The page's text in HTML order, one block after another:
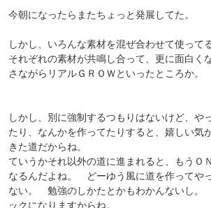
今朝になったらまたちょっと発展してた。
しかし、いろんな素材を混ぜ合わせて使って
それぞれの素材が共鳴し合って、更に面白く
さながらリアルＧＲＯＷといったところか。
しかし、別に強制するつもりはないけど、や
たり、なんかを作ってたりすると、嬉しい
きた道だからね。
ていうかそれ以外の道に進まれると、もうＯ
なるんだよね。 どーゆう風に道を作ってや
ない。 勉強のしかたとかもわかんないし。
ックになりますからね。